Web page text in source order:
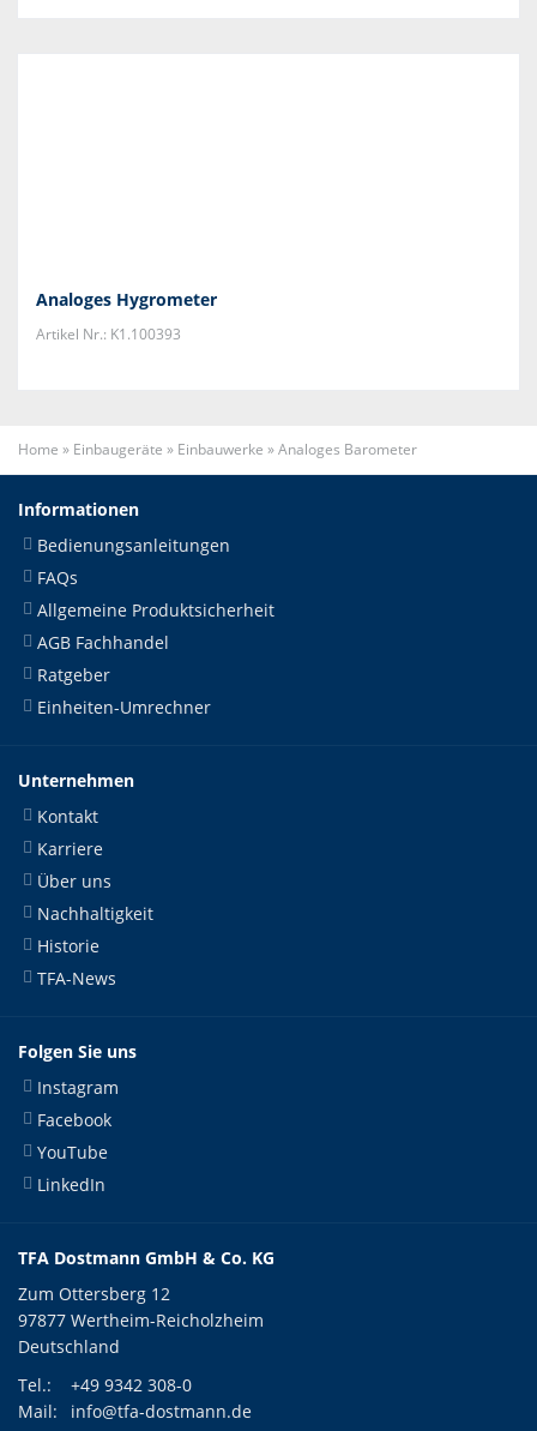
Analoges Hygrometer
Artikel Nr.: K1.100393
Home » Einbaugeräte » Einbauwerke »Analoges Barometer
Informationen
Bedienungsanleitungen
FAQs
Allgemeine Produktsicherheit
AGB Fachhandel
Ratgeber
Einheiten-Umrechner
Unternehmen
Kontakt
Karriere
Über uns
Nachhaltigkeit
Historie
TFA-News
Folgen Sie uns
Instagram
Facebook
YouTube
LinkedIn
TFA Dostmann GmbH & Co. KG
Zum Ottersberg 12
97877 Wertheim-Reicholzheim
Deutschland
Tel.:
+49 9342 308-0
Mail:
info@tfa-dostmann.de